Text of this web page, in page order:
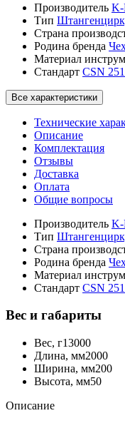
Производитель
Тип
Страна
Родина бренда
Материал
Стандарт CSN
Все характеристики
Технические
Описание
Комплектация
Отзывы
Доставка
Оплата
Общие вопросы
Производитель
Тип
Страна
Родина бренда
Материал
Стандарт CSN
Вес и габариты
Вес, г13000
Длина, мм2000
Ширина, мм200
Высота, мм50
Описание